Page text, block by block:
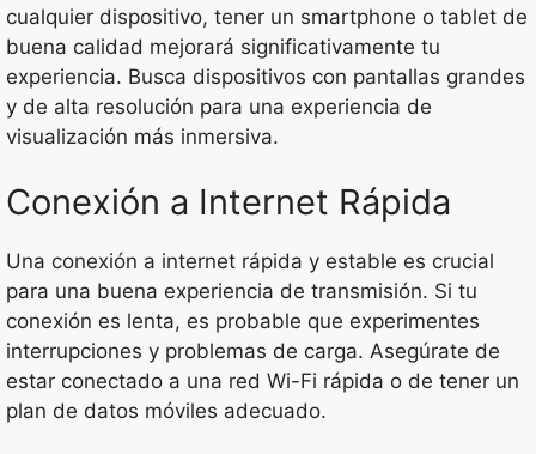
cualquier dispositivo, tener un smartphone o tablet de
buena calidad mejorará significativamente tu
experiencia. Busca dispositivos con pantallas grandes
y de alta resolución para una experiencia de
visualización más inmersiva.
Conexión a Internet Rápida
Una conexión a internet rápida y estable es crucial
para una buena experiencia de transmisión. Si tu
conexión es lenta, es probable que experimentes
interrupciones y problemas de carga. Asegúrate de
estar conectado a una red Wi-Fi rápida o de tener un
plan de datos móviles adecuado.